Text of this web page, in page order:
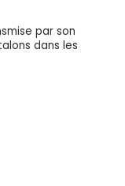
par son
dans les